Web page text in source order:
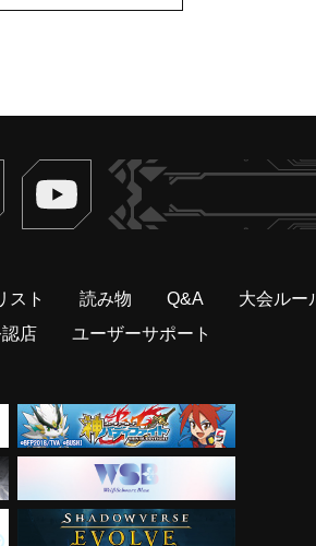
Twitter ヴァンガードch
スト 読み物 Q&A
大会ルー
店 ユーザーサポート